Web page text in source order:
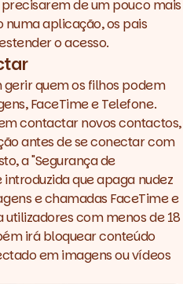
de um pouco mais
aplicação, os pais
o acesso.
quem os filhos podem
FaceTime e Telefone.
contactar novos contactos,
antes de se conectar com
a "Segurança de
introduzida que apaga nudez
e chamadas FaceTime e
com menos de 18
irá bloquear conteúdo
em imagens ou vídeos